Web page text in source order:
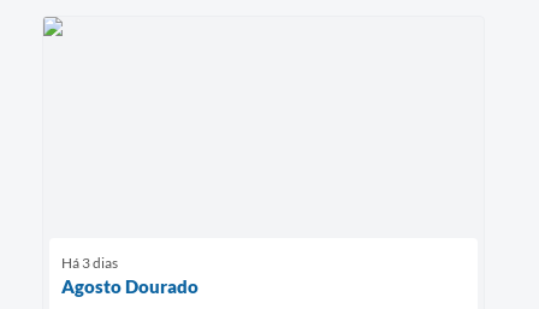
Há 3 dias
Agosto Dourado